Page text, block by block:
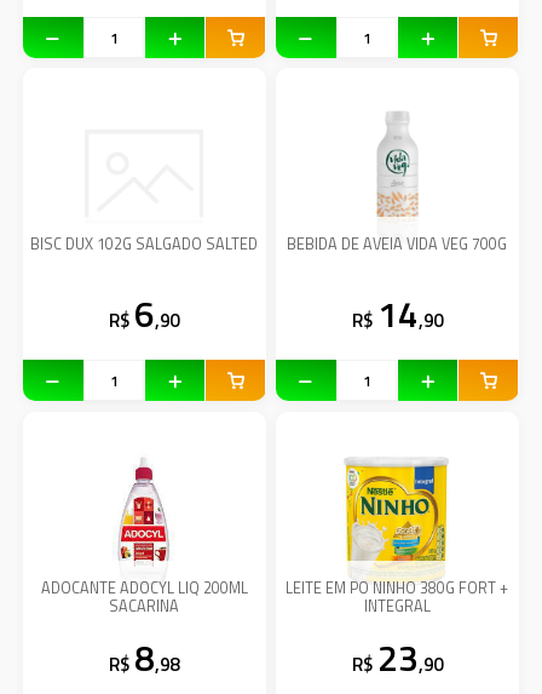
BISC DUX 102G SALGADO SALTED
R$ 6,90
BEBIDA DE AVEIA VIDA VEG 700G
R$ 14,90
ADOCANTE ADOCYL LIQ 200ML
SACARINA
R$ 8,98
LEITE EM PO NINHO 380G FORT +
INTEGRAL
R$ 23,90